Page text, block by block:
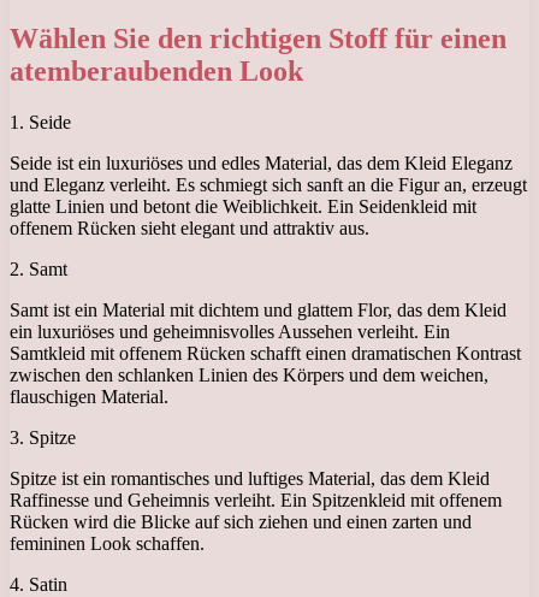
Wählen Sie den richtigen Stoff für einen
atemberaubenden Look
1. Seide
Seide ist ein luxuriöses und edles Material, das dem Kleid Eleganz
und Eleganz verleiht. Es schmiegt sich sanft an die Figur an, erzeugt
glatte Linien und betont die Weiblichkeit. Ein Seidenkleid mit
offenem Rücken sieht elegant und attraktiv aus.
2. Samt
Samt ist ein Material mit dichtem und glattem Flor, das dem Kleid
ein luxuriöses und geheimnisvolles Aussehen verleiht. Ein
Samtkleid mit offenem Rücken schafft einen dramatischen Kontrast
zwischen den schlanken Linien des Körpers und dem weichen,
flauschigen Material.
3. Spitze
Spitze ist ein romantisches und luftiges Material, das dem Kleid
Raffinesse und Geheimnis verleiht. Ein Spitzenkleid mit offenem
Rücken wird die Blicke auf sich ziehen und einen zarten und
femininen Look schaffen.
4. Satin